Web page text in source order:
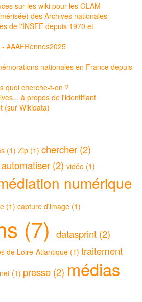
sur les wiki pour les GLAM
des Archives nationales
de l'INSEE depuis 1970 et
#AAFRennes2025
nationales en France depuis
quoi cherche-t-on ?
à propos de l'identifiant
(sur Wikidata)
(1) Zip (1) chercher (2)
automatiser (2) vidéo (1)
numérique
(1) capture d'image (1)
(7) datasprint (2)
de Loire-Atlantique (1) traitement
(1) presse (2) médias